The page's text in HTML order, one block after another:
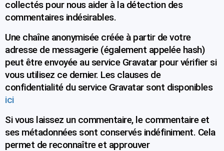
collectés pour nous aider à la détection des
commentaires indésirables.
Une chaîne anonymisée créée à partir de votre
adresse de messagerie (également appelée hash)
peut être envoyée au service Gravatar pour vérifier si
vous utilisez ce dernier. Les clauses de
confidentialité du service Gravatar sont disponibles
ici
Si vous laissez un commentaire, le commentaire et
ses métadonnées sont conservés indéfiniment. Cela
permet de reconnaître et approuver